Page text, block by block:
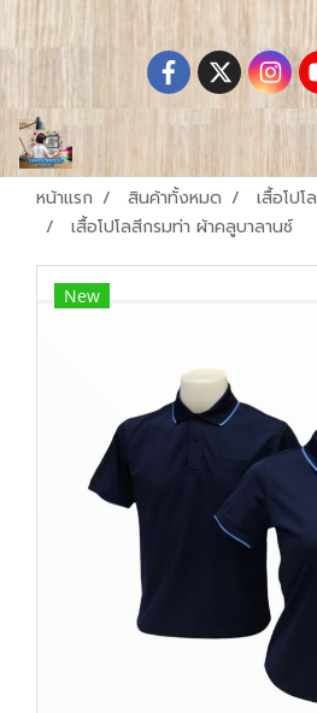
หน้าแรก สินค้าทั้งหมด
เสื้อโปโล
เสื้อโปโลสีกรมท่า ผ้าคลูบาลานซ์
New